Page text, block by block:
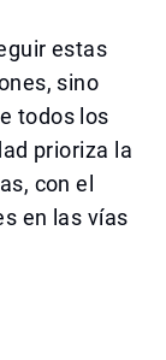
estas
sino
todos los
prioriza la
con el
en las vías